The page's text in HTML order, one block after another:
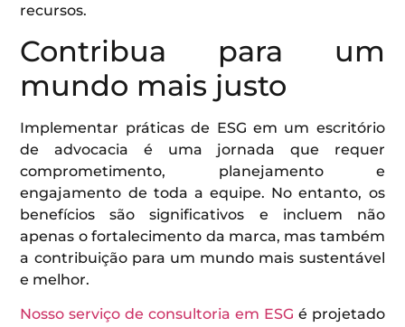
recursos.
Contribua para um
mundo mais justo
Implementar práticas de ESG em um escritório
de advocacia é uma jornada que requer
comprometimento, planejamento e
engajamento de toda a equipe. No entanto, os
benefícios são significativos e incluem não
apenas o fortalecimento da marca, mas também
a contribuição para um mundo mais sustentável
e melhor.
Nosso serviço de consultoria em ESG é projetado